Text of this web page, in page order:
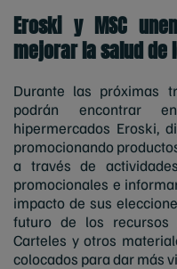
Eroski y MSC
mejorar la salud de
Durante las próximas
podrán encontrar
hipermercados Eroski,
promocionando
a través de a
promocionales e
impacto de sus
futuro de los recursos
Carteles y otros
colocados para dar más